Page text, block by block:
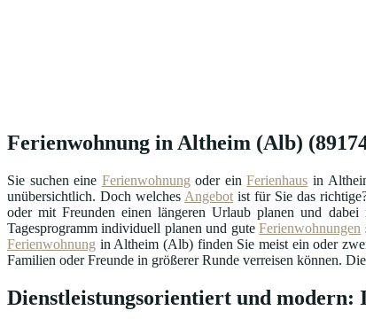
Ferienwohnung in Altheim (Alb)
Sie suchen eine Ferienwohnung oder einFerienhaus in
unübersichtlich. Doch welches Angebot ist für Sie das
oder mit Freunden einen längeren Urlaub planen und
Tagesprogramm individuell planen und guteFerienwohnungen
Ferienwohnung in Altheim (Alb) finden Sie meist ein oder
Familien oder Freunde in größerer Runde verreisen können.
Dienstleistungsorientiert und